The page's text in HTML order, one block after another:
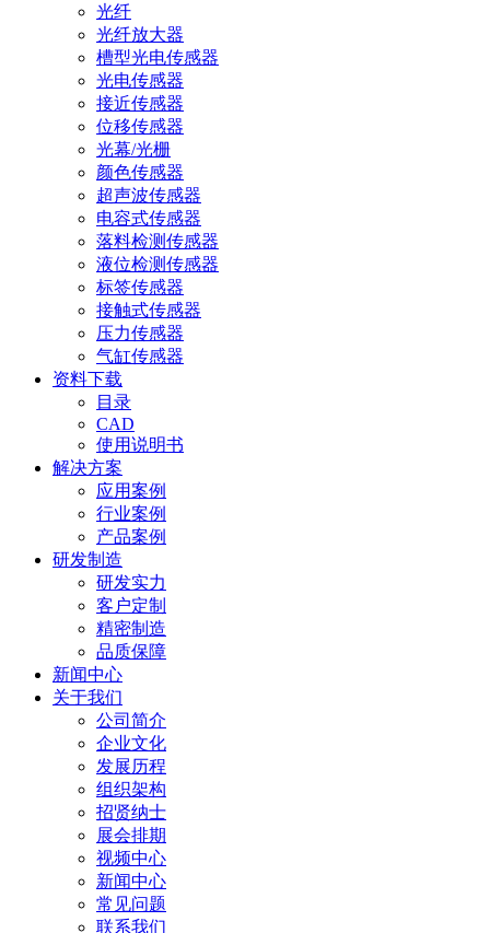
光纤
光纤放大器
槽型光电传感器
光电传感器
接近传感器
位移传感器
光幕/光栅
颜色传感器
超声波传感器
电容式传感器
落料检测传感器
液位检测传感器
标签传感器
接触式传感器
压力传感器
气缸传感器
资料下载
目录
CAD
使用说明书
解决方案
应用案例
行业案例
产品案例
研发制造
研发实力
客户定制
精密制造
品质保障
新闻中心
关于我们
公司简介
企业文化
发展历程
组织架构
招贤纳士
展会排期
视频中心
新闻中心
常见问题
联系我们